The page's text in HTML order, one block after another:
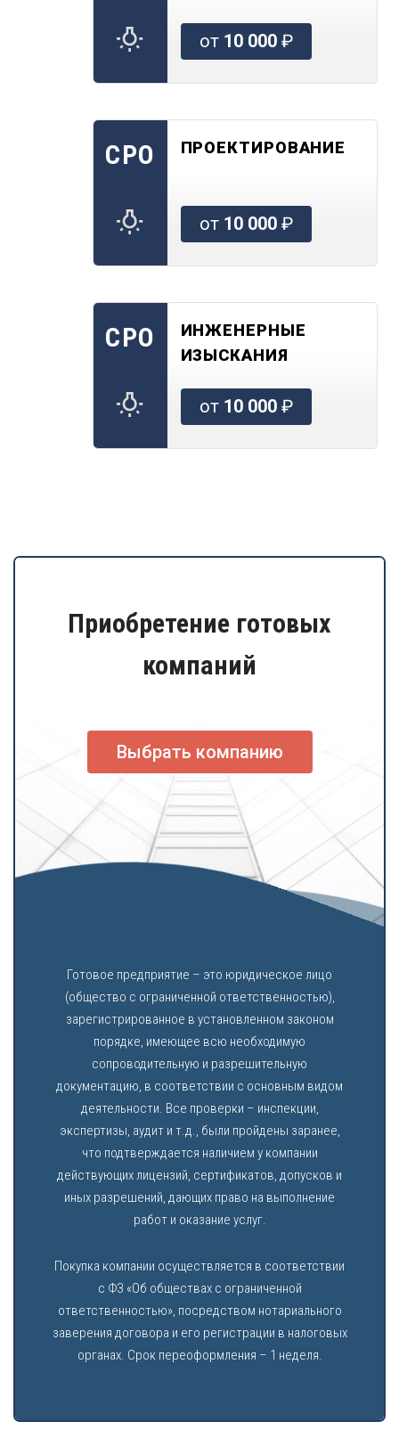
от 10 000₽
СРО ПРОЕКТИРОВАНИЕ
от 10 000₽
СРО
ИНЖЕНЕРНЫЕ
ИЗЫСКАНИЯ
от 10 000₽
Приобретение готовых
компаний
Выбрать компанию
Готовое предприятие – это юридическое лицо
(общество с ограниченной ответственностью),
зарегистрированное в установленном законом
порядке, имеющее всю необходимую
сопроводительную и разрешительную
документацию, в соответствии с основным видом
деятельности. Все проверки – инспекции,
экспертизы, аудит и т.д., были пройдены заранее,
что подтверждается наличием у компании
действующих лицензий, сертификатов, допусков и
иных разрешений, дающих право на выполнение
работ и оказание услуг.
Покупка компании осуществляется в соответствии
с ФЗ «Об обществах с ограниченной
ответственностью», посредством нотариального
заверения договора и его регистрации в налоговых
органах. Срок переоформления – 1 неделя.